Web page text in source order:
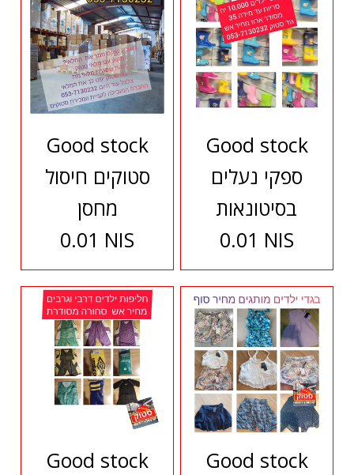
Good stock
סטוקים חיסול
מחסן
0.01 NIS
Good stock
ספקי נעלים
בסיטונאות
0.01 NIS
Good stock
Good stock